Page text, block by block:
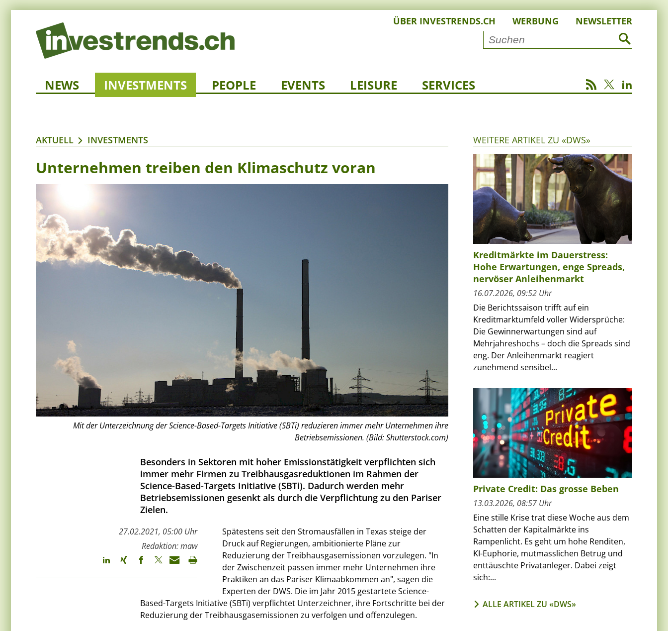
ÜBER INVESTRENDS.CH WERBUNG NEWSLETTER
NEWS INVESTMENTS PEOPLE EVENTS LEISURE SERVICES
AKTUELL INVESTMENTS
Unternehmen treiben den Klimaschutz voran
Mit der Unterzeichnung der Science-Based-Targets Initiative (SBTi) reduzieren immer mehr Unternehmen ihre
Betriebsemissionen. (Bild: Shutterstock.com)
Besonders in Sektoren mit hoher Emissionstätigkeit verpflichten sich
immer mehr Firmen zu Treibhausgasreduktionen im Rahmen der
Science-Based-Targets Initiative (SBTi). Dadurch werden mehr
Betriebsemissionen gesenkt als durch die Verpflichtung zu den Pariser
Zielen.
27.02.2021, 05:00 Uhr
Redaktion: maw
Spätestens seit den Stromausfällen in Texas steige der
Druck auf Regierungen, ambitionierte Pläne zur
Reduzierung der Treibhausgasemissionen vorzulegen. "In
der Zwischenzeit passen immer mehr Unternehmen ihre
Praktiken an das Pariser Klimaabkommen an", sagen die
Experten der DWS. Die im Jahr 2015 gestartete Science-
Based-Targets Initiative (SBTi) verpflichtet Unterzeichner, ihre Fortschritte bei der
Reduzierung der Treibhausgasemissionen zu verfolgen und offenzulegen.
WEITERE ARTIKEL ZU «DWS»
Kreditmärkte im Dauerstress:
Hohe Erwartungen, enge Spreads,
nervöser Anleihenmarkt
16.07.2026, 09:52 Uhr
Die Berichtssaison trifft auf ein
Kreditmarktumfeld voller Widersprüche:
Die Gewinnerwartungen sind auf
Mehrjahreshochs – doch die Spreads sind
eng. Der Anleihenmarkt reagiert
zunehmend sensibel...
Private Credit: Das grosse Beben
13.03.2026, 08:57 Uhr
Eine stille Krise trat diese Woche aus dem
Schatten der Kapitalmärkte ins
Rampenlicht. Es geht um hohe Renditen,
KI-Euphorie, mutmasslichen Betrug und
enttäuschte Privatanleger. Dabei zeigt
sich:...
ALLE ARTIKEL ZU «DWS»